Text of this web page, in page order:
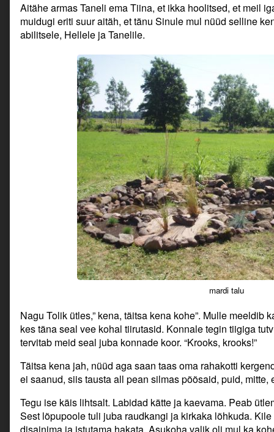
Aitähe armas Taneli ema Tiina, et ikka hoolitsed, et meil
muidugi eriti suur aitäh, et tänu Sinule mul nüüd selline
abilitsele, Hellele ja Tanelile.
mardi talu
Nagu Tolik ütles,” kena, täitsa kena kohe”. Mulle meeldib
kes täna seal vee kohal tiirutasid. Konnale tegin tiigiga
tervitab meid seal juba konnade koor. “Krooks, krooks!”
Täitsa kena jah, nüüd aga saan taas oma rahakotti
ei saanud, siis tausta all pean silmas põõsaid, puid, mitte,
Tegu ise käis lihtsalt. Labidad kätte ja kaevama. Peab
Sest lõpupoole tuli juba raudkangi ja kirkaka lõhkuda.
disainima ja istutama hakata. Asukoha valik oli mul ka